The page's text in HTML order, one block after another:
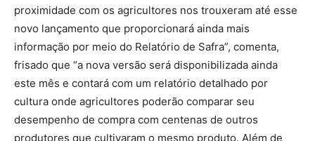
proximidade com os agricultores nos trouxeram até esse
novo lançamento que proporcionará ainda mais
informação por meio do Relatório de Safra”, comenta,
frisado que “a nova versão será disponibilizada ainda
este mês e contará com um relatório detalhado por
cultura onde agricultores poderão comparar seu
desempenho de compra com centenas de outros
produtores que cultivaram o mesmo produto. Além de